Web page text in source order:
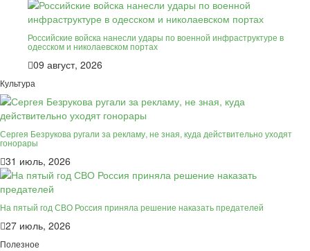
Российские войска нанесли удары по военной инфраструктуре в
одесском и николаевском портах
09 август, 2026
Культура
Сергея Безрукова ругали за рекламу, не зная, куда действительно уходят
гонорары
31 июль, 2026
На пятый год СВО Россия приняла решение наказать предателей
27 июль, 2026
Полезное